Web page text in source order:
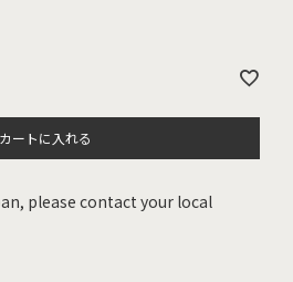
カートに入れる
please contact your local